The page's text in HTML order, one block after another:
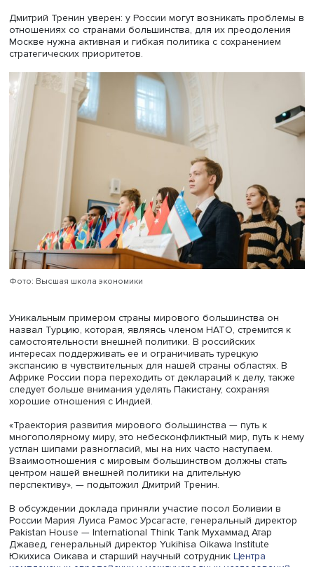
который придет на смену гегемонии одной державы и
доминирования группы стран», — сказал он.
ВШЭ полагает, что фундаментом мирового сообщества
стать ШОС и БРИКС, имеющие большой потенциал для
формирования финансовой, энергетической и
систем, а также в области обеспечения безопасности.
По его мнению, разнообразие стран мирового
создает преимущество перед Западом, но
России следует добиваться более серьезной синергии
партнерами, а для этого надо больше знать о странах,
совместно с которыми выстраивается новая структура
международных отношений, создавать новую
информационную среду.
России не следует отказываться от работы в ООН, но
должна выступать за реформу СБ ООН и других ее
требовать перенести штаб-квартиры международных
организаций в Каир, Стамбул или другой город. Также
стране вместе с партнерами пора сформировать свою
агентства. «Мы должны продвигать принципы
информации, бороться с цензурой западных
компаний, задействовать потенциал России в
здравоохранении, в том числе в борьбе с инфекциями,
числе в создании вакцин», — считает профессор
Одновременно необходимо укреплять положение
декларируемым ценностям, особенно ценностям
справедливости, суверенитета и уважения к другим
народам.
Дмитрий Тренин уверен: у России могут возникать
Москве нужна активная и гибкая политика с
стратегических приоритетов.